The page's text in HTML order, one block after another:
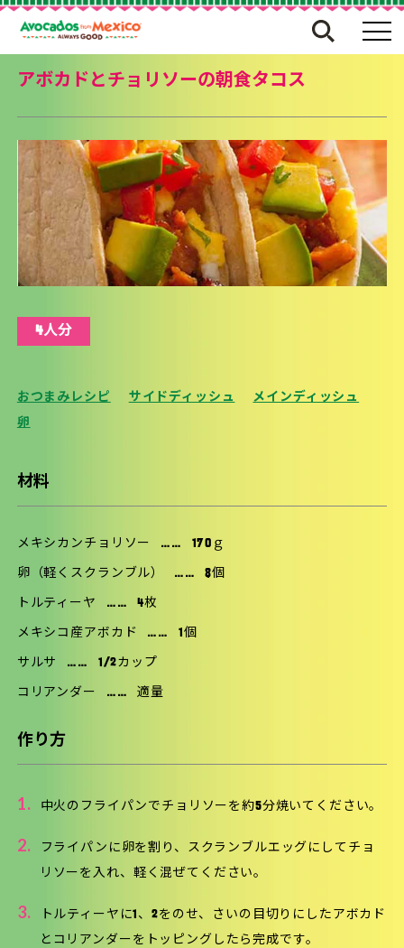
アボカドとチョリソーの朝食タコス
4人分
おつまみレシピ サイドディッシュ
メインディッシュ
卵
材料
メキシカンチョリソー …… 170ｇ
卵（軽くスクランブル） …… 8個
トルティーヤ …… 4枚
メキシコ産アボカド …… 1個
サルサ …… 1/2カップ
コリアンダー …… 適量
作り方
1. 中火のフライパンでチョリソーを約5分焼いてください。
2.
フライパンに卵を割り、スクランブルエッグにしてチョ
リソーを入れ、軽く混ぜてください。
3.
トルティーヤに1、2をのせ、さいの目切りにしたアボカド
とコリアンダーをトッピングしたら完成です。